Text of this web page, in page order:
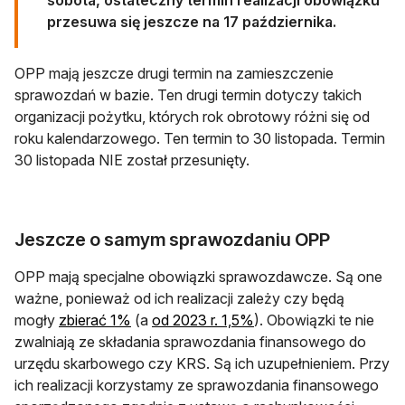
przesuwa się jeszcze na 17 października.
OPP mają jeszcze drugi termin na zamieszczenie
sprawozdań w bazie. Ten drugi termin dotyczy takich
organizacji pożytku, których rok obrotowy różni się od
roku kalendarzowego. Ten termin to 30 listopada. Termin
30 listopada NIE został przesunięty.
Jeszcze o samym sprawozdaniu OPP
OPP mają specjalne obowiązki sprawozdawcze. Są one
ważne, ponieważ od ich realizacji zależy czy będą
mogły zbierać 1% (a od 2023 r. 1,5%). Obowiązki te nie
zwalniają ze składania sprawozdania finansowego do
urzędu skarbowego czy KRS. Są ich uzupełnieniem. Przy
ich realizacji korzystamy ze sprawozdania finansowego